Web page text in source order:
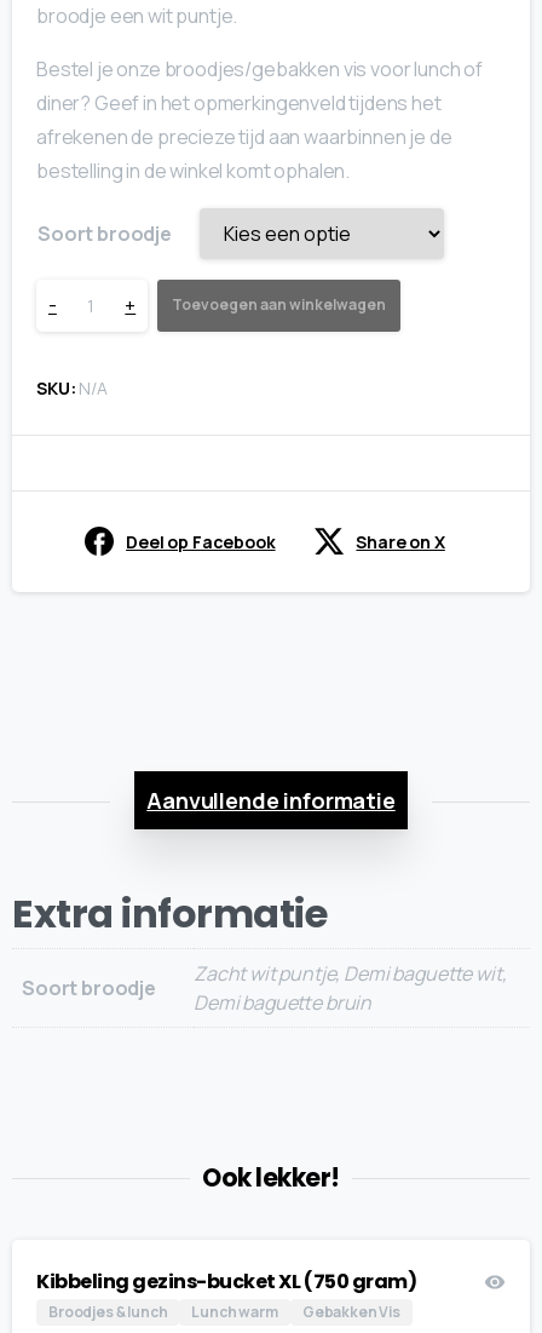
broodje een wit puntje.
Bestel je onze broodjes/gebakken vis voor lunch of
diner? Geef in het opmerkingenveld tijdens het
afrekenen de precieze tijd aan waarbinnen je de
bestelling in de winkel komt ophalen.
Soort broodje
Broodje
- + Toevoegen aan winkelwagen
SKU: N/A
Deel op Facebook Share on X
Aanvullende informatie
Extra informatie
Soort broodje
Zacht wit puntje, Demi baguette wit,
Demi baguette bruin
Ook lekker!
Kibbeling gezins-bucket XL (750 gram)
Broodjes & lunch Lunch warm Gebakken Vis